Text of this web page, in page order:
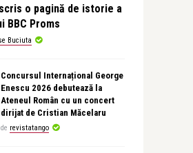
o pagină de istorie a
BBC Proms
Buciuta
Concursul Internațional George
Enescu 2026 debutează la
Ateneul Român cu un concert
dirijat de Cristian Măcelaru
de revistatango